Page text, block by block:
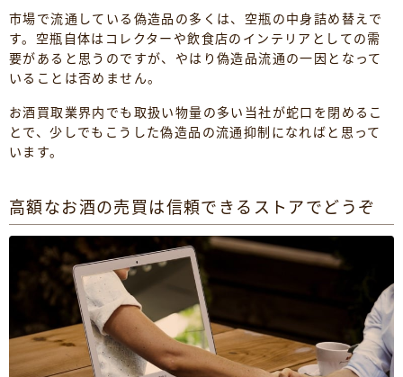
市場で流通している偽造品の多くは、空瓶の中身詰め替えで
す。空瓶自体はコレクターや飲食店のインテリアとしての需
要があると思うのですが、やはり偽造品流通の一因となって
いることは否めません。
お酒買取業界内でも取扱い物量の多い当社が蛇口を閉めるこ
とで、少しでもこうした偽造品の流通抑制になればと思って
います。
高額なお酒の売買は信頼できるストアでどうぞ